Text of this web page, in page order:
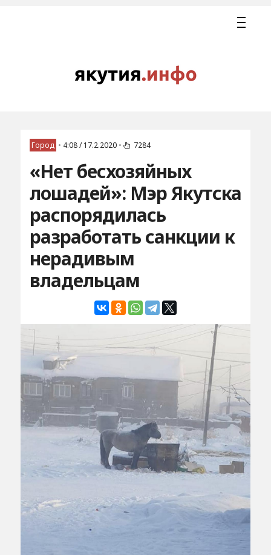
Город • 4:08 / 17.2.2020 • 7284
«Нет бесхозяйных
лошадей»: Мэр Якутска
распорядилась
разработать санкции к
нерадивым
владельцам